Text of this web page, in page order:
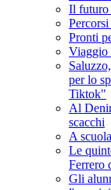
Il futuro
Pronti
Viaggio
per lo
Tiktok"
Al
scacchi
A
Le
Ferrero
Gli